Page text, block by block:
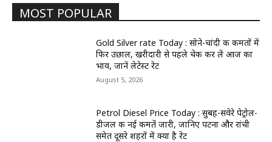
MOST POPULAR
Gold Silver rate Today : सोने-चांदी की कीमतों में
फिर उछाल, खरीदारी से पहले चेक कर लें आज का
भाव, जानें लेटेस्ट रेट
August 5, 2026
Petrol Diesel Price Today : सुबह-सवेरे पेट्रोल-
डीजल की नई कीमतें जारी, जानिए पटना और रांची
समेत दूसरे शहरों में क्या है रेट